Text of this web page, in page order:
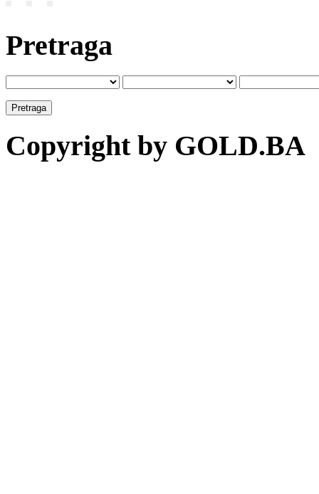
Pretraga
Copyright by GOLD.BA